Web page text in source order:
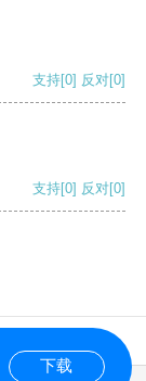
支持[0] 反对[0]
支持[0] 反对[0]
下载